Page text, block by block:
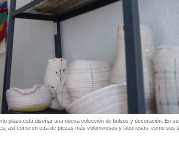
plazo está diseñar una nueva colección de bolsos y decoración. En
así como en otra de piezas más voluminosas y laboriosas, como sus